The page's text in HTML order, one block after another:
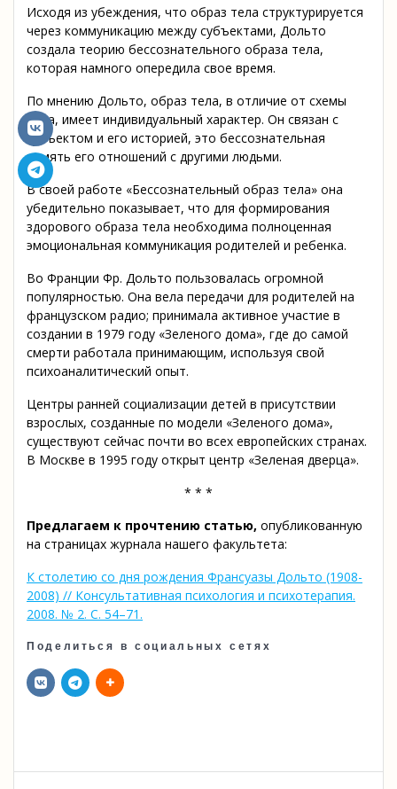
Исходя из убеждения, что образ тела структурируется
через коммуникацию между субъектами, Дольто
создала теорию бессознательного образа тела,
которая намного опередила свое время.
По мнению Дольто, образ тела, в отличие от схемы
тела, имеет индивидуальный характер. Он связан с
субъектом и его историей, это бессознательная
память его отношений с другими людьми.
В своей работе «Бессознательный образ тела» она
убедительно показывает, что для формирования
здорового образа тела необходима полноценная
эмоциональная коммуникация родителей и ребенка.
Во Франции Фр. Дольто пользовалась огромной
популярностью. Она вела передачи для родителей на
французском радио; принимала активное участие в
создании в 1979 году «Зеленого дома», где до самой
смерти работала принимающим, используя свой
психоаналитический опыт.
Центры ранней социализации детей в присутствии
взрослых, созданные по модели «Зеленого дома»,
существуют сейчас почти во всех европейских странах.
В Москве в 1995 году открыт центр «Зеленая дверца».
* * *
Предлагаем к прочтению статью, опубликованную
на страницах журнала нашего факультета:
К столетию со дня рождения Франсуазы Дольто (1908-
2008) // Консультативная психология и психотерапия.
2008. № 2. С. 54–71.
Поделиться в социальных сетях